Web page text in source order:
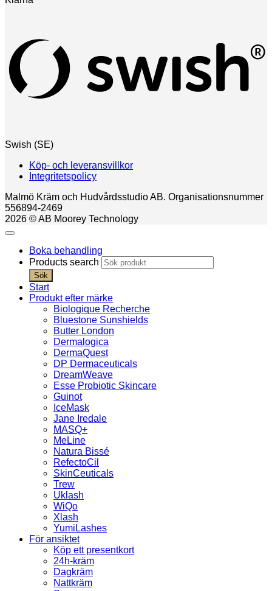
Swish (SE)
Köp- och leveransvillkor
Integritetspolicy
Malmö Kräm och Hudvårdsstudio AB. Organisationsnummer
556894-2469
2026 © AB Moorey Technology
Boka behandling
Products search
Sök
Start
Produkt efter märke
Biologique Recherche
Bluestone Sunshields
Butter London
Dermalogica
DermaQuest
DP Dermaceuticals
DreamWeave
Esse Probiotic Skincare
Guinot
IceMask
Jane Iredale
MASQ+
MeLine
Natura Bissé
RefectoCil
SkinCeuticals
Trew
Uklash
WiQo
Xlash
YumiLashes
För ansiktet
Köp ett presentkort
24h-kräm
Dagkräm
Nattkräm